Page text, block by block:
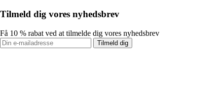
Tilmeld dig vores nyhedsbrev
Få 10 % rabat ved at tilmelde dig vores nyhedsbrev
Tilmeld dig